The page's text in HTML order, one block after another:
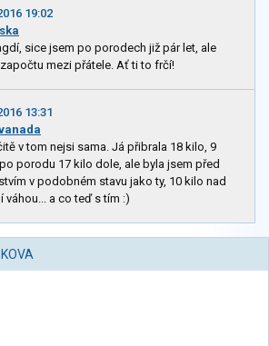
19:02
sice jsem po porodech již pár let, ale
mezi přátele. Ať ti to frčí!
13:31
v tom nejsi sama. Já přibrala 18 kilo, 9
porodu 17 kilo dole, ale byla jsem před
v podobném stavu jako ty, 10 kilo nad
váhou... a co teď s tím :)